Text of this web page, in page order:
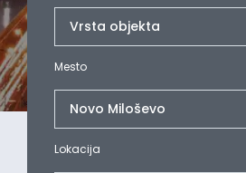
Mesto
Lokacija